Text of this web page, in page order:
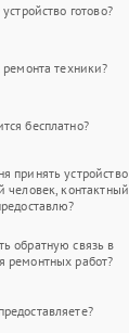
готово?
ремонта техники?
бесплатно?
принять устройство
человек, контактный
обратную связь в
ремонтных работ?